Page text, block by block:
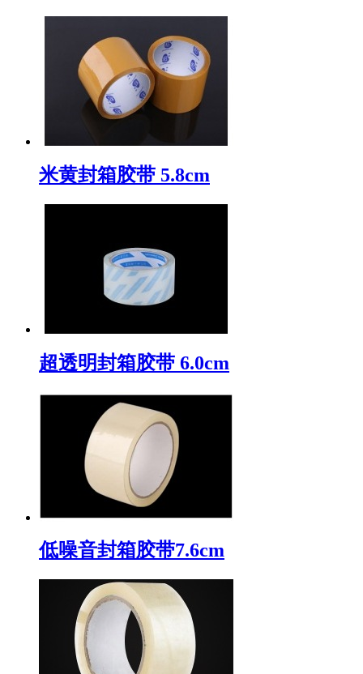
米黄封箱胶带 5.8cm
超透明封箱胶带 6.0cm
低噪音封箱胶带7.6cm